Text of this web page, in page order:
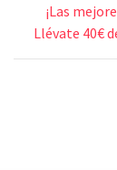
¡Las
Llévate 40€